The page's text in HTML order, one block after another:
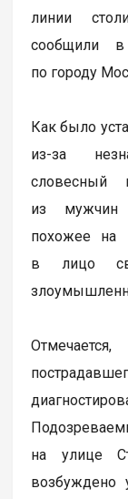
линии
сообщили
по городу
Как было
из-за
из мужчин
похожее на
в лицо
на улице